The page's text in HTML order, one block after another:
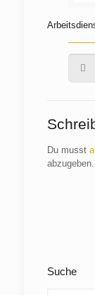
Du musst
abzugeben.
Suche